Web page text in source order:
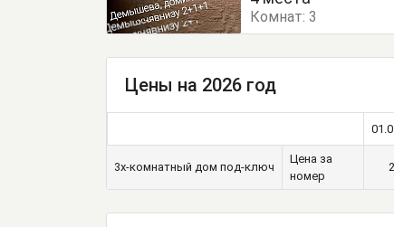
Кровати
Комнат:3
Цены на 2026 год
3х-комнатный дом под-ключ
Цена за
номер